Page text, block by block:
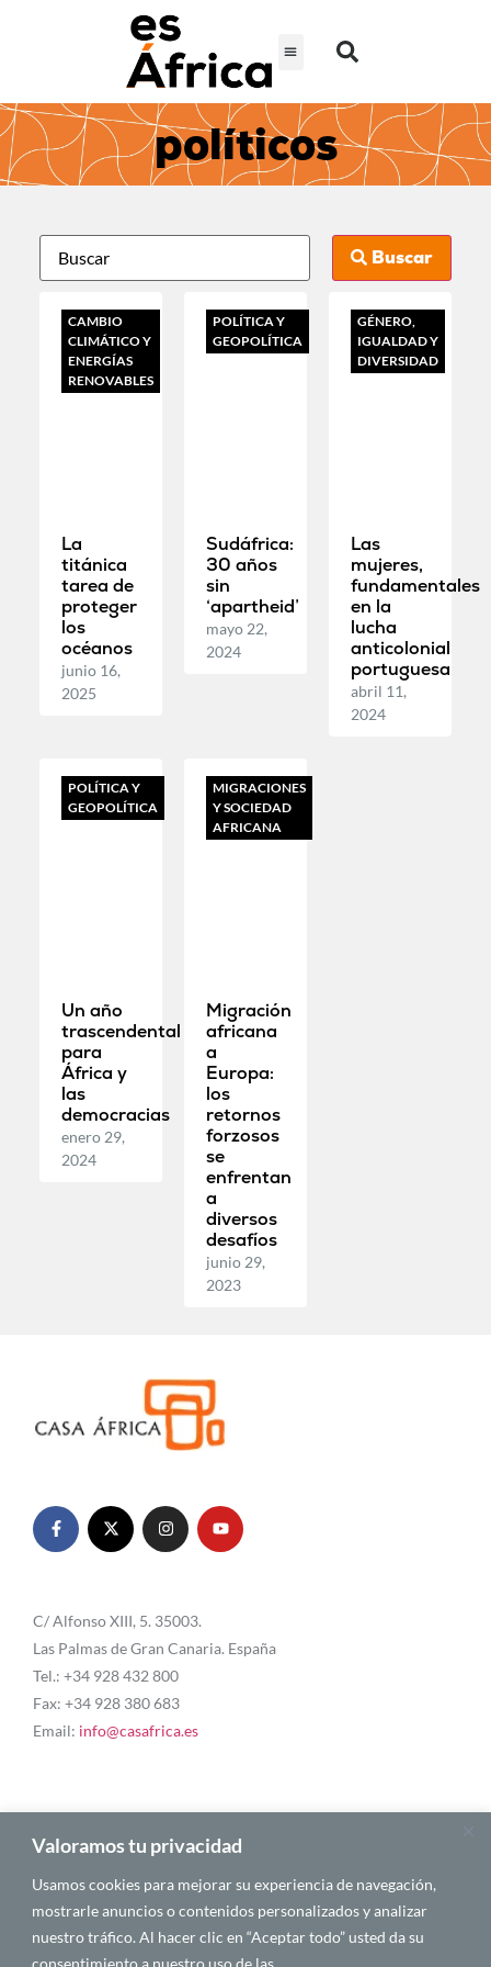
Valoramos tu privacidad
Usamos cookies para mejorar su experiencia de navegación,
mostrarle anuncios o contenidos personalizados y analizar
nuestro tráfico. Al hacer clic en “Aceptar todo” usted da su
consentimiento a nuestro uso de las
políticos
Buscar
CAMBIO
CLIMÁTICO Y
ENERGÍAS
RENOVABLES
La
titánica
tarea de
proteger
los
océanos
junio 16,
2025
POLÍTICA Y
GEOPOLÍTICA
Sudáfrica:
30 años
sin
‘apartheid’
mayo 22,
2024
GÉNERO,
IGUALDAD Y
DIVERSIDAD
Las
mujeres,
fundamentales
en la
lucha
anticolonial
portuguesa
abril 11,
2024
POLÍTICA Y
GEOPOLÍTICA
Un año
trascendental
para
África y
las
democracias
enero 29,
2024
MIGRACIONES
Y SOCIEDAD
AFRICANA
Migración
africana
a
Europa:
los
retornos
forzosos
se
enfrentan
a
diversos
desafíos
junio 29,
2023
C/ Alfonso XIII, 5. 35003.
Las Palmas de Gran Canaria. España
Tel.: +34 928 432 800
Fax: +34 928 380 683
Email: info@casafrica.es
Blog
Quiénes somos
Autores